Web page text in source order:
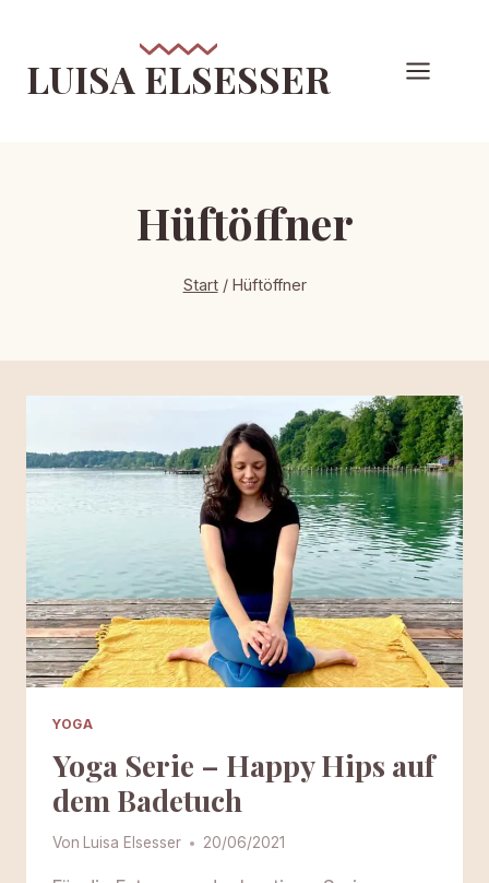
springen
LUISA ELSESSER
Hüftöffner
Start / Hüftöffner
YOGA
Yoga Serie – Happy Hips auf
dem Badetuch
Von Luisa Elsesser 20/06/2021